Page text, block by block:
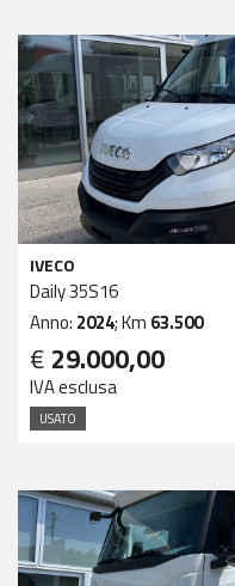
IVECO
Daily 35S16
Anno: 2024; Km 63.500
€ 29.000,00
IVA esclusa
USATO